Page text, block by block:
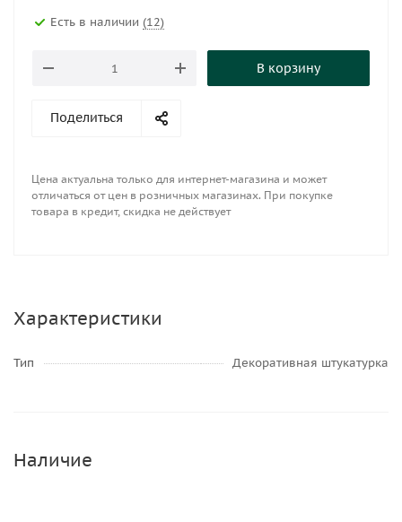
Есть в наличии (12)
В корзину
Поделиться
Цена актуальна только для интернет-магазина и может
отличаться от цен в розничных магазинах. При покупке
товара в кредит, скидка не действует
Характеристики
Тип Декоративная штукатурка
Наличие